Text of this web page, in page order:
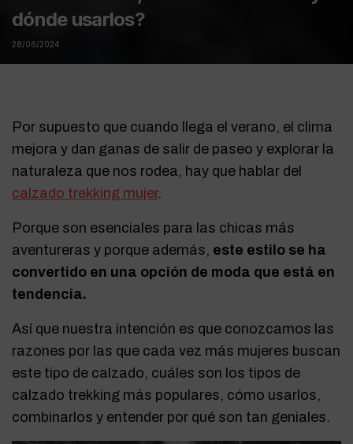
dónde usarlos?
28/06/2024
Por supuesto que cuando llega el verano, el clima
mejora y dan ganas de salir de paseo y explorar la
naturaleza que nos rodea, hay que hablar del
calzado trekking mujer.
Porque son esenciales para las chicas más
aventureras y porque además, este estilo se ha
convertido en una opción de moda que está en
tendencia.
Así que nuestra intención es que conozcamos las
razones por las que cada vez más mujeres buscan
este tipo de calzado, cuáles son los tipos de
calzado trekking más populares, cómo usarlos,
combinarlos y entender por qué son tan geniales.